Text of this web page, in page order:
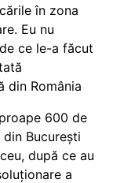
în zona
Eu nu
ce le-a făcut
din România
600 de
București
după ce au
a